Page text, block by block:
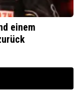
einem